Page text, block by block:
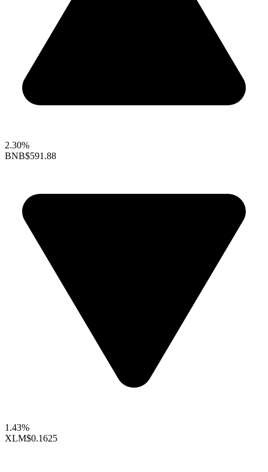
2.30%
BNB$591.88
1.43%
XLM$0.1625